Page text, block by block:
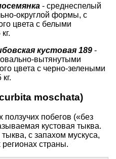
- среднеспелый
округлой формы, с
цвета с белыми
кустовая 189 -
вытянутыми
цвета с черно-зелеными
moschata)
ползучих побегов («без
кустовая тыква.
с запахом мускуса,
страны.